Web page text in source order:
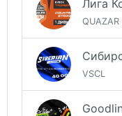
QUAZAR
VSCL